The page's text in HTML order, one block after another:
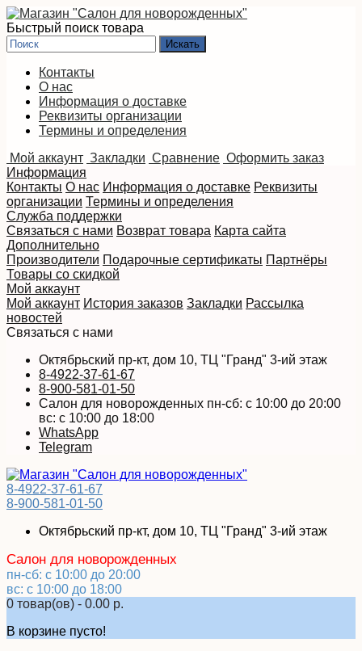
Быстрый поиск товара
Контакты
О нас
Информация о доставке
Реквизиты организации
Термины и определения
Мой аккаунт Закладки Сравнение Оформить заказ
Информация
Контакты О нас Информация о доставке Реквизиты
организации Термины и определения
Служба поддержки
Связаться с нами Возврат товара Карта сайта
Дополнительно
Производители Подарочные сертификаты Партнёры
Товары со скидкой
Мой аккаунт
Мой аккаунт История заказов Закладки Рассылка
новостей
Связаться с нами
Октябрьский пр-кт, дом 10, ТЦ "Гранд" 3-ий этаж
8-4922-37-61-67
8-900-581-01-50
Салон для новорожденных пн-сб: с 10:00 до 20:00
вс: с 10:00 до 18:00
WhatsApp
Telegram
8-4922-37-61-67
8-900-581-01-50
Октябрьский пр-кт, дом 10, ТЦ "Гранд" 3-ий этаж
Салон для новорожденных
пн-сб: с 10:00 до 20:00
вс: с 10:00 до 18:00
0 товар(ов) - 0.00 р.
В корзине пусто!